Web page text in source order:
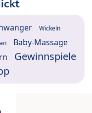
Wickeln
Baby-Massage
Gewinnspiele